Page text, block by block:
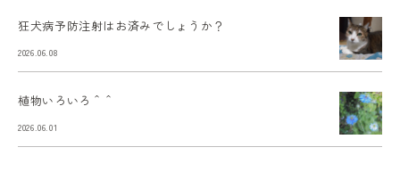
狂犬病予防注射はお済みでしょうか？
2026.06.08
植物いろいろ＾＾
2026.06.01